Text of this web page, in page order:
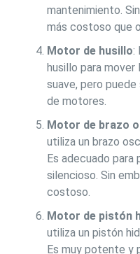
mantenimiento.
más costoso que
Motor de husillo:
husillo para mover
suave, pero
de motores.
Motor de brazo
utiliza un brazo
Es adecuado para
silencioso. Sin
costoso.
Motor de pistón
utiliza un pistón
Es muy potente y